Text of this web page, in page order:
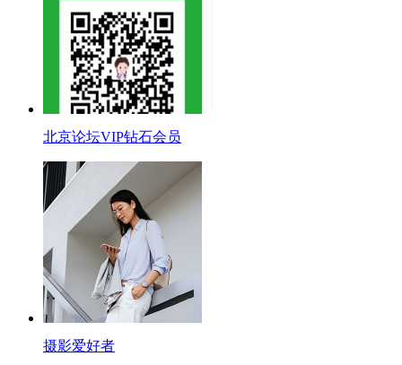
北京论坛VIP钻石会员
摄影爱好者